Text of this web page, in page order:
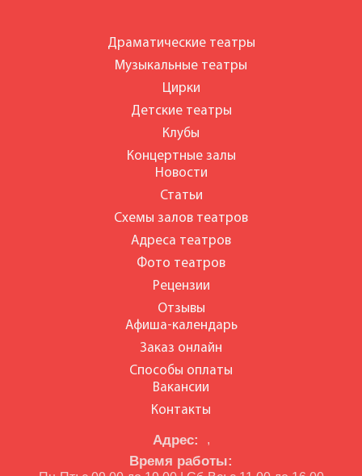
Адрес: ,
Время работы:
Драматические театры
Музыкальные театры
Цирки
Детские театры
Клубы
Концертные залы
Новости
Статьи
Схемы залов театров
Адреса театров
Фото театров
Рецензии
Отзывы
Афиша-календарь
Заказ онлайн
Способы оплаты
Вакансии
Контакты